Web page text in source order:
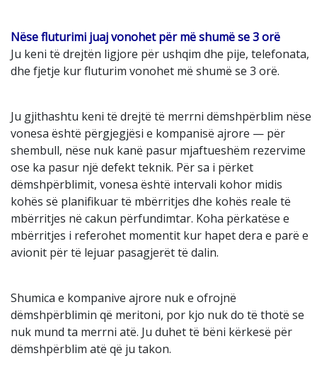
Nëse fluturimi juaj vonohet për më shumë se 3 orë
Ju keni të drejtën ligjore për ushqim dhe pije, telefonata,
dhe fjetje kur fluturim vonohet më shumë se 3 orë.
Ju gjithashtu keni të drejtë të merrni dëmshpërblim nëse
vonesa është përgjegjësi e kompanisë ajrore — për
shembull, nëse nuk kanë pasur mjaftueshëm rezervime
ose ka pasur një defekt teknik. Për sa i përket
dëmshpërblimit, vonesa është intervali kohor midis
kohës së planifikuar të mbërritjes dhe kohës reale të
mbërritjes në cakun përfundimtar. Koha përkatëse e
mbërritjes i referohet momentit kur hapet dera e parë e
avionit për të lejuar pasagjerët të dalin.
Shumica e kompanive ajrore nuk e ofrojnë
dëmshpërblimin që meritoni, por kjo nuk do të thotë se
nuk mund ta merrni atë. Ju duhet të bëni kërkesë për
dëmshpërblim atë që ju takon.